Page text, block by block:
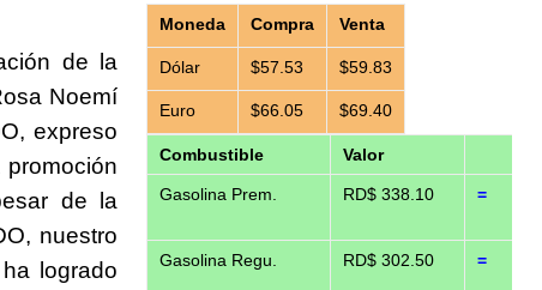
de la
Noemí
expreso
de la
nuestro
logrado
Moneda Compra Venta
Dólar $57.53 $59.83
Euro $66.05 $69.40
Combustible Valor
Gasolina Prem. RD$ 338.10 =
Gasolina Regu. RD$ 302.50 =